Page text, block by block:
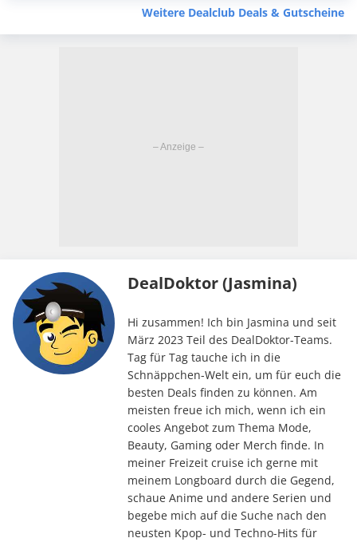
Weitere Dealclub Deals & Gutscheine
DealDoktor (Jasmina)
Hi zusammen! Ich bin Jasmina und seit
März 2023 Teil des DealDoktor-Teams.
Tag für Tag tauche ich in die
Schnäppchen-Welt ein, um für euch die
besten Deals finden zu können. Am
meisten freue ich mich, wenn ich ein
cooles Angebot zum Thema Mode,
Beauty, Gaming oder Merch finde. In
meiner Freizeit cruise ich gerne mit
meinem Longboard durch die Gegend,
schaue Anime und andere Serien und
begebe mich auf die Suche nach den
neusten Kpop- und Techno-Hits für